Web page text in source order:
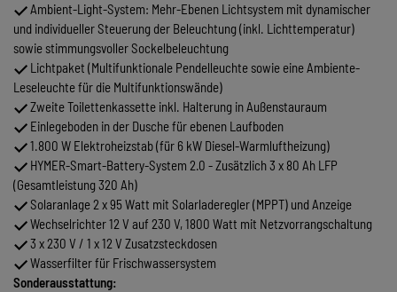
Ambient-Light-System: Mehr-Ebenen Lichtsystem mit dynamischer
und individueller Steuerung der Beleuchtung (inkl. Lichttemperatur)
sowie stimmungsvoller Sockelbeleuchtung
Lichtpaket (Multifunktionale Pendelleuchte sowie eine Ambiente-
Leseleuchte für die Multifunktionswände)
Zweite Toilettenkassette inkl. Halterung in Außenstauraum
Einlegeboden in der Dusche für ebenen Laufboden
1.800 W Elektroheizstab (für 6 kW Diesel-Warmluftheizung)
HYMER-Smart-Battery-System 2.0 - Zusätzlich 3 x 80 Ah LFP
(Gesamtleistung 320 Ah)
Solaranlage 2 x 95 Watt mit Solarladeregler (MPPT) und Anzeige
Wechselrichter 12 V auf 230 V, 1800 Watt mit Netzvorrangschaltung
3 x 230 V / 1 x 12 V Zusatzsteckdosen
Wasserfilter für Frischwassersystem
Sonderausstattung: